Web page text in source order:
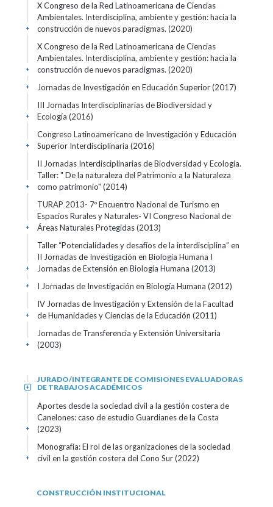
X Congreso de la Red Latinoamericana de Ciencias
Ambientales. Interdisciplina, ambiente y gestión: hacia la
construcción de nuevos paradigmas. (2020)
+
X Congreso de la Red Latinoamericana de Ciencias
Ambientales. Interdisciplina, ambiente y gestión: hacia la
construcción de nuevos paradigmas. (2020)
+
Jornadas de Investigación en Educación Superior(2017)
+
III Jornadas Interdisciplinarias de Biodiversidad y
Ecología (2016)
+
Congreso Latinoamericano de Investigación y Educación
Superior Interdisciplinaria (2016)
+
II Jornadas Interdisciplinarias de Biodversidad y Ecología.
Taller: " De la naturaleza del Patrimonio a la Naturaleza
como patrimonio" (2014)
+
TURAP 2013- 7º Encuentro Nacional de Turismo en
Espacios Rurales y Naturales- VI Congreso Nacional de
Áreas Naturales Protegidas(2013)
+
Taller “Potencialidades y desafíos de la interdisciplina” en
II Jornadas de Investigación en Biología Humana I
Jornadas de Extensión en Biología Humana (2013)
+
I Jornadas de Investigación en Biología Humana (2012)
+
IV Jornadas de Investigación y Extensión de la Facultad
de Humanidades y Ciencias de la Educación (2011)
+
Jornadas de Transferencia y Extensión Universitaria
(2003)
+
JURADO/INTEGRANTE DE COMISIONES EVALUADORAS
DE TRABAJOS ACADÉMICOS
+
Aportes desde la sociedad civil a la gestión costera de
Canelones: caso de estudio Guardianes de la Costa
(2023)
+
Monografía: El rol de las organizaciones de la sociedad
civil en la gestión costera del Cono Sur(2022)
+
CONSTRUCCIÓN INSTITUCIONAL